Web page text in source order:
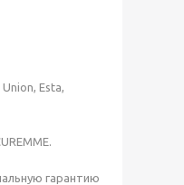
Esta,
гарантию